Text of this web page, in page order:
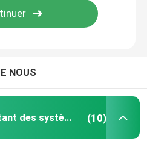
solaire de télécom
NOUS
picovolte solaire montant des systèmes (10)